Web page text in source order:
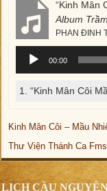
“Kinh Mân
Album
PHAN ĐINH
Trình
phát
thanh
00:00
1.“Kinh Mân Côi
Kinh Mân Côi – Mầu
Thư Viện Thánh Ca
LỊCH CẦU